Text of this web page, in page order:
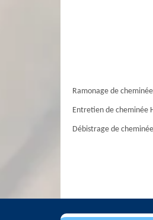
Ramonage de
Entretien de cheminée
Débistrage de